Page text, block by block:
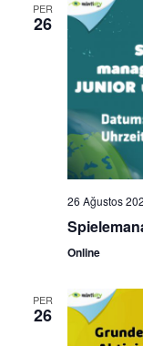
PER
26
26 Ağustos
Online
PER
26